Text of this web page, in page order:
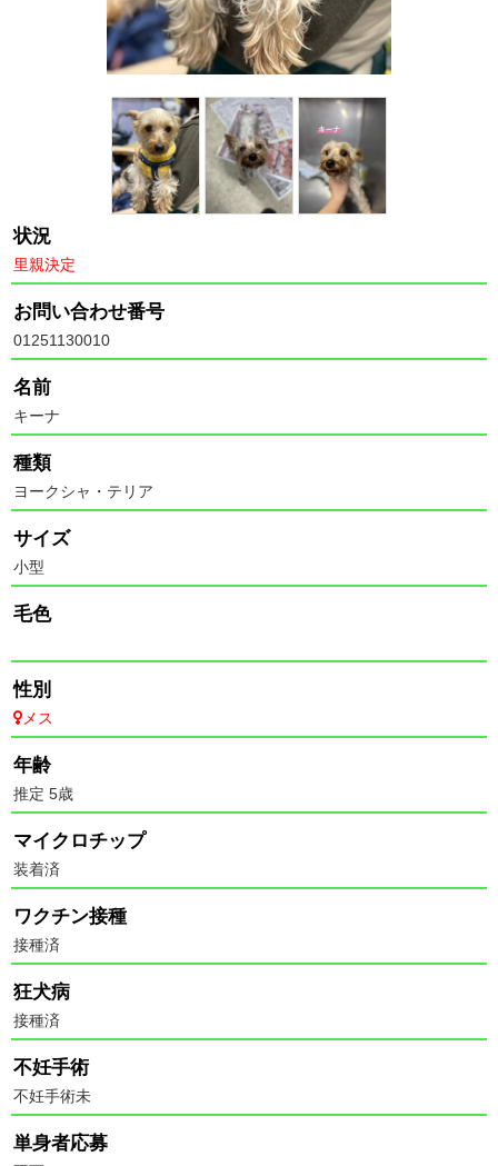
状況
里親決定
お問い合わせ番号
01251130010
名前
キーナ
種類
ヨークシャ・テリア
サイズ
小型
毛色
性別
メス
年齢
推定 5歳
マイクロチップ
装着済
ワクチン接種
接種済
狂犬病
接種済
不妊手術
不妊手術未
単身者応募